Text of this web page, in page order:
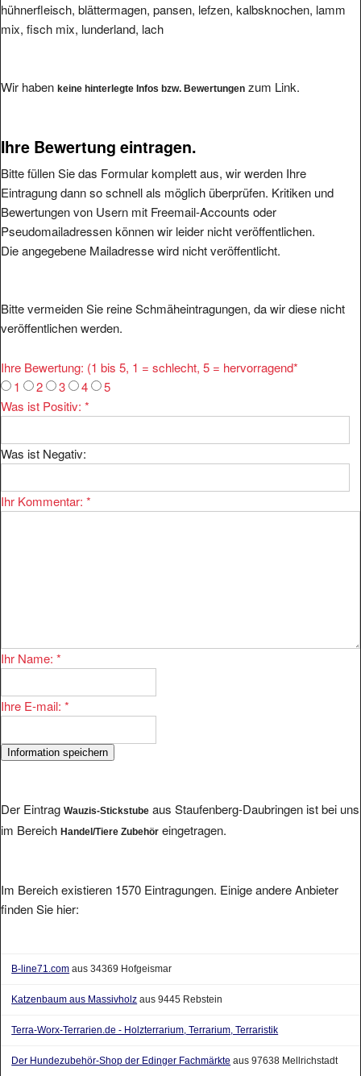
hühnerfleisch, blättermagen, pansen, lefzen, kalbsknochen, lamm
mix, fisch mix, lunderland, lach
Wir haben keine hinterlegte Infos bzw. Bewertungen zum Link.
Ihre Bewertung eintragen.
Bitte füllen Sie das Formular komplett aus, wir werden Ihre
Eintragung dann so schnell als möglich überprüfen. Kritiken und
Bewertungen von Usern mit Freemail-Accounts oder
Pseudomailadressen können wir leider nicht veröffentlichen.
Die angegebene Mailadresse wird nicht veröffentlicht.
Bitte vermeiden Sie reine Schmäheintragungen, da wir diese nicht
veröffentlichen werden.
Ihre Bewertung: (1 bis 5, 1 = schlecht, 5 = hervorragend*
1
2 3 4
5
Was ist Positiv: *
Was ist Negativ:
Ihr Kommentar: *
Ihr Name: *
Ihre E-mail: *
Der Eintrag Wauzis-Stickstube aus Staufenberg-Daubringen ist bei uns
im Bereich Handel/Tiere Zubehör eingetragen.
Im Bereich existieren 1570 Eintragungen. Einige andere Anbieter
finden Sie hier:
B-line71.com aus 34369 Hofgeismar
Katzenbaum aus Massivholz aus 9445 Rebstein
Terra-Worx-Terrarien.de - Holzterrarium, Terrarium, Terraristik
Der Hundezubehör-Shop der Edinger Fachmärkte aus 97638 Mellrichstadt